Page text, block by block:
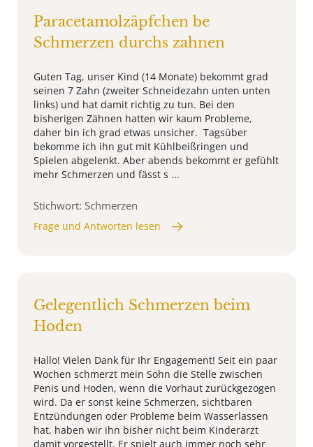
Paracetamolzäpfchen be
Schmerzen durchs zahnen
Guten Tag, unser Kind (14 Monate) bekommt grad
seinen 7 Zahn (zweiter Schneidezahn unten unten
links) und hat damit richtig zu tun. Bei den
bisherigen Zähnen hatten wir kaum Probleme,
daher bin ich grad etwas unsicher. Tagsüber
bekomme ich ihn gut mit Kühlbeißringen und
Spielen abgelenkt. Aber abends bekommt er gefühlt
mehr Schmerzen und fässt s ...
Stichwort: Schmerzen
Frage und Antworten lesen
Gelegentlich Schmerzen beim
Hoden
Hallo! Vielen Dank für Ihr Engagement! Seit ein paar
Wochen schmerzt mein Sohn die Stelle zwischen
Penis und Hoden, wenn die Vorhaut zurückgezogen
wird. Da er sonst keine Schmerzen, sichtbaren
Entzündungen oder Probleme beim Wasserlassen
hat, haben wir ihn bisher nicht beim Kinderarzt
damit vorgestellt. Er spielt auch immer noch sehr